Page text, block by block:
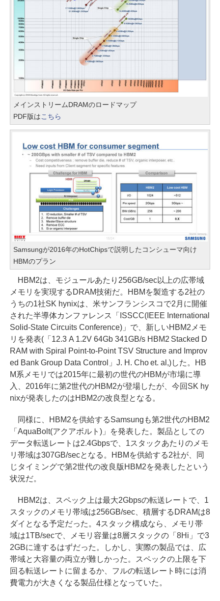
メインストリームDRAMのロードマップ
PDF版はこちら
Samsungが2016年のHotChipsで説明したコンシューマ向け
HBMのプラン
HBM2は、モジュールあたり256GB/sec以上の広帯域
メモリを実現するDRAM技術だ。HBMを製造する2社の
うちの1社SK hynixは、米サンフランシスコで2月に開催
された半導体カンファレンス「ISSCC(IEEE International
Solid-State Circuits Conference)」で、新しいHBM2メモ
リを発表(「12.3 A 1.2V 64Gb 341GB/s HBM2 Stacked D
RAM with Spiral Point-to-Point TSV Structure and Improv
ed Bank Group Data Control」J. H. Cho et. al,)した。HB
M系メモリでは2015年に最初の世代のHBMが市場に導
入、2016年に第2世代のHBM2が登場したが、今回SK hy
nixが発表したのはHBM2の改良型となる。
同様に、HBM2を供給するSamsungも第2世代のHBM2
「AquaBolt(アクアボルト)」を発表した。製品としての
データ転送レートは2.4Gbpsで、1スタックあたりのメモ
リ帯域は307GB/secとなる。HBMを供給する2社が、同
じタイミングで第2世代の改良版HBM2を発表したという
状況だ。
HBM2は、スペック上は最大2Gbpsの転送レートで、1
スタックのメモリ帯域は256GB/sec、積層するDRAMは8
ダイとなる予定だった。4スタック構成なら、メモリ帯
域は1TB/secで、メモリ容量は8層スタックの「8Hi」で3
2GBに達するはずだった。しかし、実際の製品では、広
帯域と大容量の両立が難しかった。スペックの上限を下
回る転送レートに留まるか、フルの転送レート時には消
費電力が大きくなる製品仕様となっていた。